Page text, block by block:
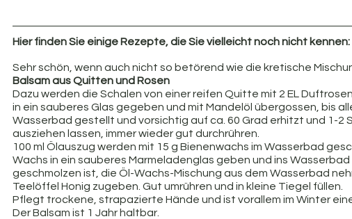
Hier finden Sie einige Rezepte, die Sie vielleicht noch nicht kennen:
Sehr schön, wenn auch nicht so betörend wie die kretische
Balsam aus Quitten und Rosen
Dazu werden die Schalen von einer reifen Quitte mit 2 EL
in ein sauberes Glas gegeben und mit Mandelöl übergossen, bis
Wasserbad gestellt und vorsichtig auf ca. 60 Grad erhitzt und 1-2
ausziehen lassen, immer wieder gut durchrühren.
100 ml Ölauszug werden mit 15 g Bienenwachs im Wasserbad
Wachs in ein sauberes Marmeladenglas geben und ins
geschmolzen ist, die Öl-Wachs-Mischung aus dem Wasserbad
Teelöffel Honig zugeben. Gut umrühren und in kleine Tiegel füllen.
Pflegt trockene, strapazierte Hände und ist vorallem im Winter
Der Balsam ist 1 Jahr haltbar.